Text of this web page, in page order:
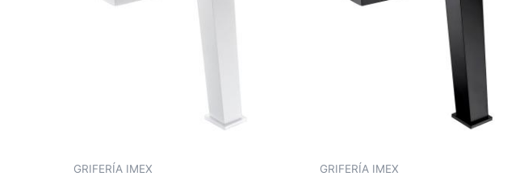
GRIFERÍA IMEX GRIFERÍA IMEX